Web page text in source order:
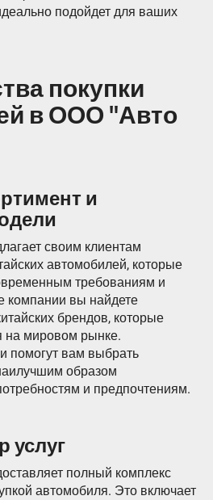
подойдет для ваших
покупки
в ООО "Авто
и
своим клиентам
автомобилей, которые
требованиям и
компании вы найдете
брендов, которые
на мировом рынке.
помогут вам выбрать
образом
и предпочтениям.
услуг
полный комплекс
автомобиля. Это включает